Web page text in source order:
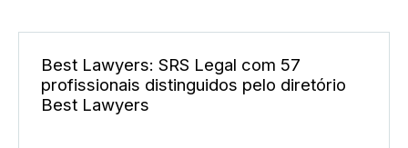
Best Lawyers: SRS Legal com 57
profissionais distinguidos pelo diretório
Best Lawyers